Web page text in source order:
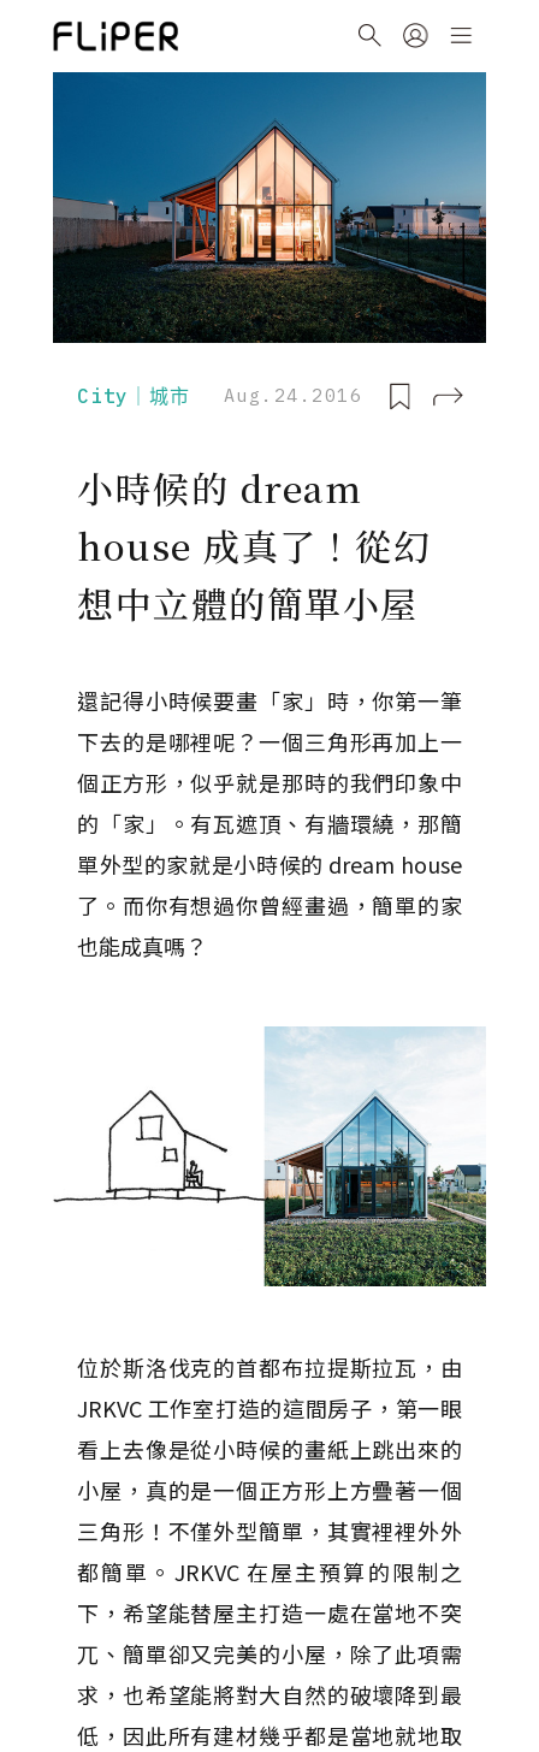
City｜城市 Aug.24.2016
小時候的 dream
house 成真了！從幻
想中立體的簡單小屋
還記得小時候要畫「家」時，你第一筆
下去的是哪裡呢？一個三角形再加上一
個正方形，似乎就是那時的我們印象中
的「家」。有瓦遮頂、有牆環繞，那簡
單外型的家就是小時候的 dream house
了。而你有想過你曾經畫過，簡單的家
也能成真嗎？
位於斯洛伐克的首都布拉提斯拉瓦，由
JRKVC 工作室打造的這間房子，第一眼
看上去像是從小時候的畫紙上跳出來的
小屋，真的是一個正方形上方疊著一個
三角形！不僅外型簡單，其實裡裡外外
都簡單。JRKVC 在屋主預算的限制之
下，希望能替屋主打造一處在當地不突
兀、簡單卻又完美的小屋，除了此項需
求，也希望能將對大自然的破壞降到最
低，因此所有建材幾乎都是當地就地取